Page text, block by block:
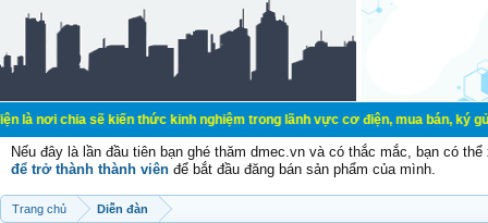
sẽ kiến thức kinh nghiệm trong lãnh vực cơ điện, mua bán, ký gửi, cho
Nếu đây là lần đầu tiên bạn ghé thăm dmec.vn và có thắc mắc, bạn có
để trở thành thành viên để bắt đầu đăng bán sản phẩm của mình.
Trang chủ Diễn đàn